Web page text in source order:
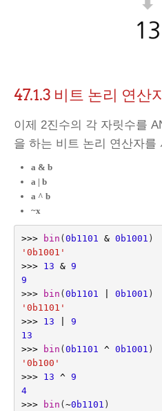
47.1.3 비트 논리 연산
이제 2진수의 각 자릿수를
을 하는 비트 논리 연산자를
a & b
a | b
a ^ b
~x
>>> bin ( 0b1101 & 0b1001 )
'0b1001'
>>>
13 & 9
9
>>>
bin ( 0b1101 0b1001 )
'0b1101'
>>>
13 9
13
>>>
bin ( 0b1101 ^ 0b1001 )
'0b100'
>>>
13 ^ 9
4
>>>
bin ( ~0b1101 )